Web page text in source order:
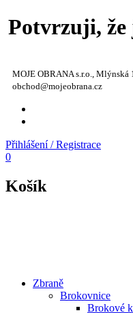
Potvrzuji, že
MOJE OBRANA s.r.o., Mlýnská
obchod@mojeobrana.cz
Přihlášení / Registrace
0
Košík
Zbraně
Brokovnice
Brokové